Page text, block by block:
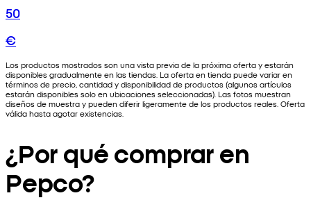
50
€
Los productos mostrados son una vista previa de la próxima oferta y estarán
disponibles gradualmente en las tiendas. La oferta en tienda puede variar en
términos de precio, cantidad y disponibilidad de productos (algunos artículos
estarán disponibles solo en ubicaciones seleccionadas). Las fotos muestran
diseños de muestra y pueden diferir ligeramente de los productos reales. Oferta
válida hasta agotar existencias.
¿Por qué comprar en
Pepco?